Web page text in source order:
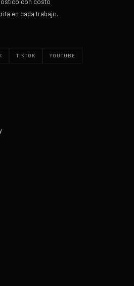
en cada trabajo.
TIKTOK YOUTUBE